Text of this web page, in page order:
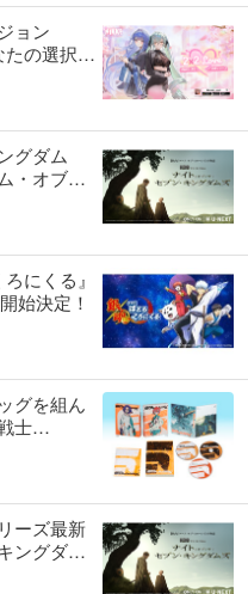
ョン
たの選択が
まる
グダム
・オブ・
吹替版
にくる』
始決定！
グを組ん
士
第1巻1
ーズ最新
ングダム
＆釘宮